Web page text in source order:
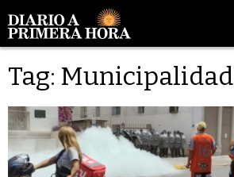
Tag: Municipalidad